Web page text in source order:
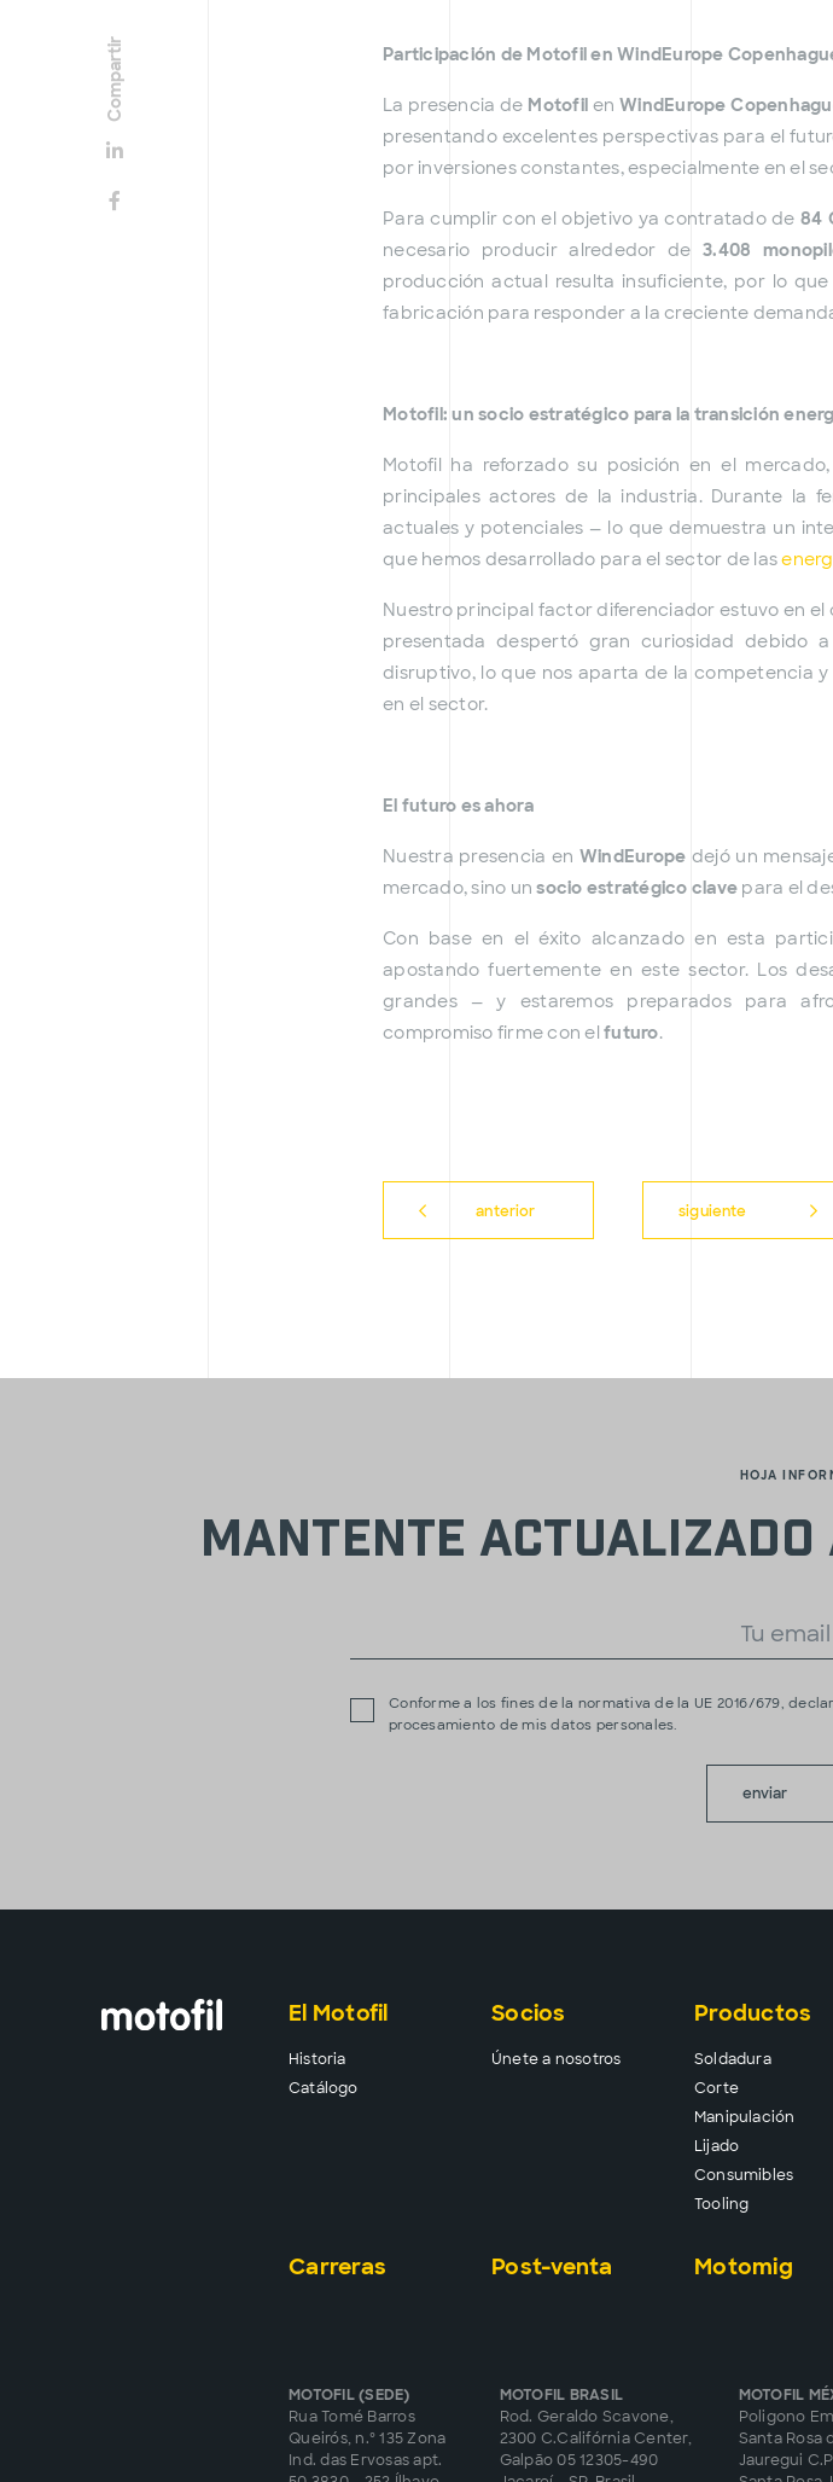
Compartir Participación de Motofil en WindEurope
La presencia de Motofil enWindEurope
presentando excelentes perspectivas para el
por inversiones constantes, especialmente en el
Para cumplir con el objetivo ya contratado de 84
necesario producir alrededor de3.408
producción actual resulta insuficiente, por lo
fabricación para responder a la creciente
Motofil: un socio estratégico para la transición
Motofil ha reforzado su posición en el
principales actores de la industria. Durante la
actuales y potenciales — lo que demuestra un
que hemos desarrollado para el sector de las
Nuestro principal factor diferenciador estuvo en
presentada despertó gran curiosidad debido
disruptivo, lo que nos aparta de la competencia
en el sector.
El futuro es ahora
Nuestra presencia en WindEurope dejó un
mercado, sino unsocio estratégico clave para el
Con base en el éxito alcanzado en esta
apostando fuertemente en este sector. Los
grandes — y estaremos preparados para
compromiso firme con el futuro.
anterior siguiente
HOJA
Mantente
Conforme a los fines de la normativa de la UE 2016/679,
procesamiento de mis datos personales.
enviar
El Motofil
Historia
Catálogo
Socios
Únete a nosotros
Productos
Soldadura
Corte
Manipu lación
Lijado
Consumibles
Tool ing
Carreras Post-venta Motomig
MOTOFIL (SEDE)
Rua Tomé Barros
Queirós, n.º 135 Zona
Ind. das Ervosas apt.
MOTOFIL BRASIL
Rod. Geraldo Scavone,
2300 C.Califórnia Center,
Galpão 05 12305-490
MOTOFIL
Poligono
Santa Rosa
Jauregui